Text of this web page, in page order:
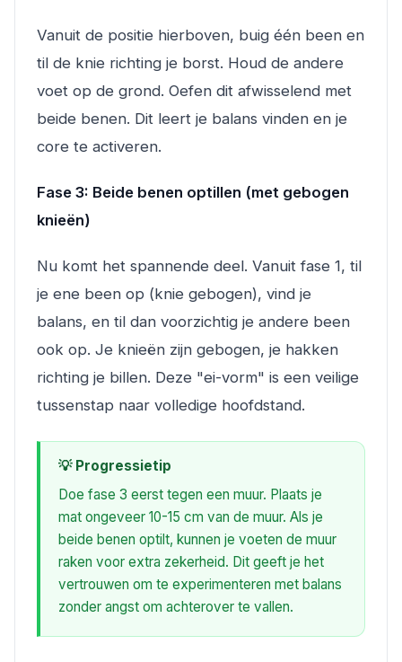
Vanuit de positie hierboven, buig één been en
til de knie richting je borst. Houd de andere
voet op de grond. Oefen dit afwisselend met
beide benen. Dit leert je balans vinden en je
core te activeren.
Fase 3: Beide benen optillen (met gebogen
knieën)
Nu komt het spannende deel. Vanuit fase 1, til
je ene been op (knie gebogen), vind je
balans, en til dan voorzichtig je andere been
ook op. Je knieën zijn gebogen, je hakken
richting je billen. Deze "ei-vorm" is een veilige
tussenstap naar volledige hoofdstand.
💡 Progressietip
Doe fase 3 eerst tegen een muur. Plaats je
mat ongeveer 10-15 cm van de muur. Als je
beide benen optilt, kunnen je voeten de muur
raken voor extra zekerheid. Dit geeft je het
vertrouwen om te experimenteren met balans
zonder angst om achterover te vallen.